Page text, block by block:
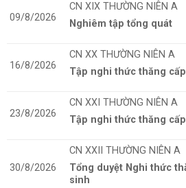
09/8/2026
CN XIX THƯỜNG NIÊN A
Nghiêm tập tổng quát
16/8/2026
CN XX THƯỜNG NIÊN A
Tập nghi thức thăng cấp
23/8/2026
CN XXI THƯỜNG NIÊN A
Tập nghi thức thăng cấp
30/8/2026
CN XXII THƯỜNG NIÊN A
Tổng duyệt Nghi thức
sinh